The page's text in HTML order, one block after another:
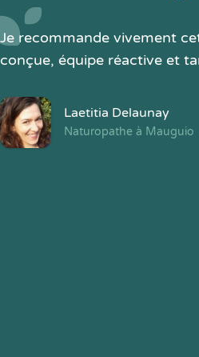
Je recommande vivement
conçue, équipe réactive et
Laetitia Delaunay
Naturopathe à Mauguio